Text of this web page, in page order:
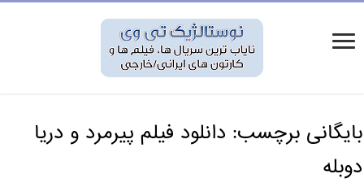
بایگانی برچسب: دانلود فیلم پیرمرد و دریا
دوبله